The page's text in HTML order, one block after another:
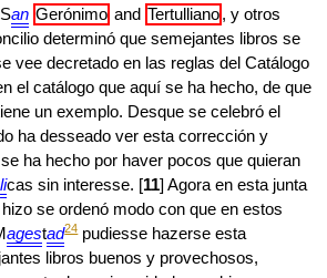
an Gerónimo and Tertulliano, y otros
determinó que semejantes libros se
vee decretado en las reglas del Catálogo
el catálogo que aquí se ha hecho, de que
un exemplo. Desque se celebró el
ha desseado ver esta corrección y
ha hecho por haver pocos que quieran
licas sin interesse. [11] Agora en esta junta
se ordenó modo con que en estos
agestad24pudiesse hazerse esta
libros buenos y provechosos,